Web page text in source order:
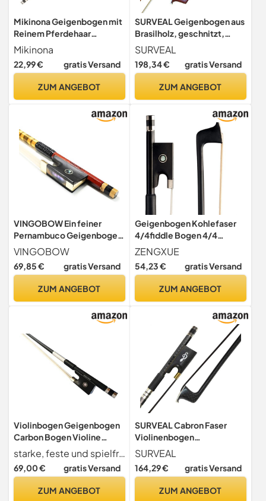
Mikinona Geigenbogen mit
Reinem Pferdehaar
Handgefertigt und
Ausgewogen für Violine
Geeignet für Kinder und
Gebrauch und Präzises
Mikinona
22,99 € gratis Versand
ZUM ANGEBOT
SURVEAL Geigenbogen aus
Brasilholz, geschnitzt,
Ochsenhorn-Frosch mit
bestem Mongolei-
Pferdeschwanz und bestem
Größe 4/4 (4/4)
SURVEAL
198,34 € gratis Versand
ZUM ANGEBOT
VINGOBOW Ein feiner
Pernambuco Geigenbogen
Violine Geigen bogen
warmer Klang schnelle
Reaktion guter
Messinglegierung
VINGOBOW
69,85 € gratis Versand
ZUM ANGEBOT
Geigenbogen Kohlefaser
4/4fiddle Bogen 4/4
Akustik Geigenbogen
Ebony Frosch Weiße
Mongolei Roshaarstudent
ZENGXUE
54,23 € gratis Versand
ZUM ANGEBOT
Violinbogen Geigenbogen
Carbon Bogen Violine
Geige 4/4
starke, feste und spielfreudige Carbonstange
69,00 € gratis Versand
ZUM ANGEBOT
SURVEAL Cabron Faser
Violinenbogen
Naturschwarz Mongolei
Schachtelhalm Schwanz
geschnitzt Ebenholz Frosch
SURVEAL
164,29 € gratis Versand
ZUM ANGEBOT